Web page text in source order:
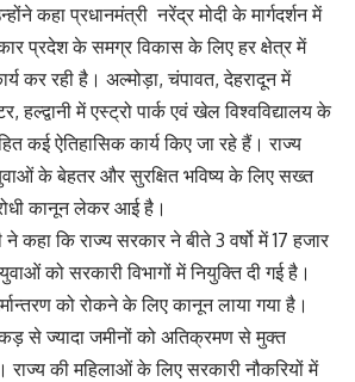
कहा प्रधानमंत्री नरेंद्र मोदी के मार्गदर्शन में
प्रदेश के समग्र विकास के लिए हर क्षेत्र में
कर रही है। अल्मोड़ा, चंपावत, देहरादून में
हल्द्वानी में एस्ट्रो पार्क एवं खेल विश्वविद्यालय के
कई ऐतिहासिक कार्य किए जा रहे हैं। राज्य
के बेहतर और सुरक्षित भविष्य के लिए सख्त
कानून लेकर आई है।
कहा कि राज्य सरकार ने बीते 3 वर्षो में 17 हजार
को सरकारी विभागों में नियुक्ति दी गई है।
को रोकने के लिए कानून लाया गया है।
से ज्यादा जमीनों को अतिक्रमण से मुक्त
राज्य की महिलाओं के लिए सरकारी नौकरियों में